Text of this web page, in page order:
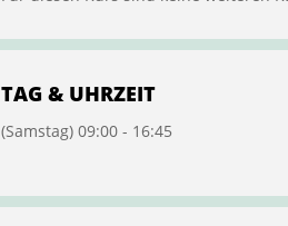
TAG & UHRZEIT
(Samstag) 09:00 - 16:45